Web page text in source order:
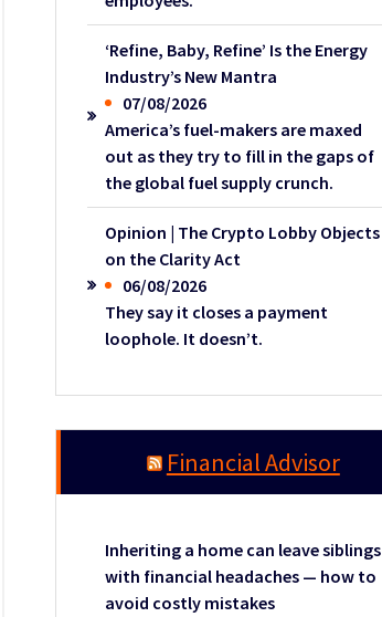
‘Refine, Baby, Refine’ Is the Energy
Industry’s New Mantra
07/08/2026
America’s fuel-makers are maxed
out as they try to fill in the gaps of
the global fuel supply crunch.
Opinion | The Crypto Lobby Objects
on the Clarity Act
06/08/2026
They say it closes a payment
loophole. It doesn’t.
Financial Advisor
Inheriting a home can leave siblings
with financial headaches — how to
avoid costly mistakes